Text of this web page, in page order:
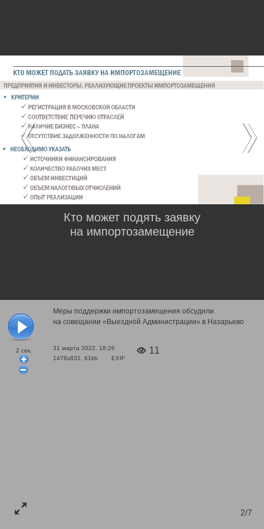
2 сек.
Меры поддержки импортозамещения обсудили
на совещании «Выездной Администрации» в Назарьево
31 марта 2022, 18:26
1478x831, 61kb
EXIF
11
2/7
Кто может подять заявку
на импортозамещение